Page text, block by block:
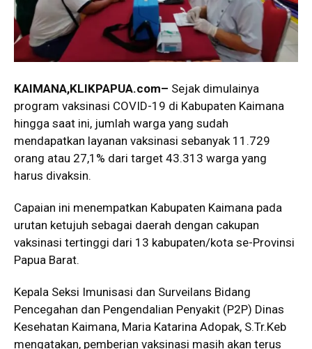
KAIMANA,KLIKPAPUA.com– Sejak dimulainya
program vaksinasi COVID-19 di Kabupaten Kaimana
hingga saat ini, jumlah warga yang sudah
mendapatkan layanan vaksinasi sebanyak 11.729
orang atau 27,1% dari target 43.313 warga yang
harus divaksin.
Capaian ini menempatkan Kabupaten Kaimana pada
urutan ketujuh sebagai daerah dengan cakupan
vaksinasi tertinggi dari 13 kabupaten/kota se-Provinsi
Papua Barat.
Kepala Seksi Imunisasi dan Surveilans Bidang
Pencegahan dan Pengendalian Penyakit (P2P) Dinas
Kesehatan Kaimana, Maria Katarina Adopak, S.Tr.Keb
mengatakan, pemberian vaksinasi masih akan terus